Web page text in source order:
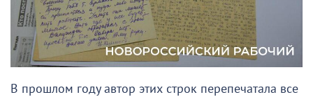
В прошлом году автор этих строк перепечатала все